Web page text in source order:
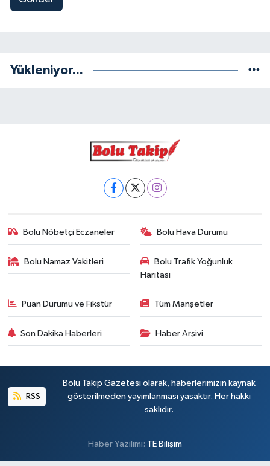
Yükleniyor...
Bolu Nöbetçi Eczaneler Bolu Hava Durumu
Bolu Namaz Vakitleri
Bolu Trafik Yoğunluk
Haritası
Puan Durumu ve Fikstür Tüm Manşetler
Son Dakika Haberleri Haber Arşivi
RSS
Bolu Takip Gazetesi olarak, haberlerimizin kaynak
gösterilmeden yayımlanması yasaktır. Her hakkı
saklıdır.
Haber Yazılımı: TE Bilişim